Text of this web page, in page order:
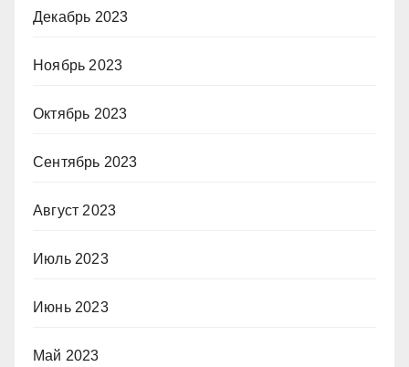
Декабрь 2023
Ноябрь 2023
Октябрь 2023
Сентябрь 2023
Август 2023
Июль 2023
Июнь 2023
Май 2023